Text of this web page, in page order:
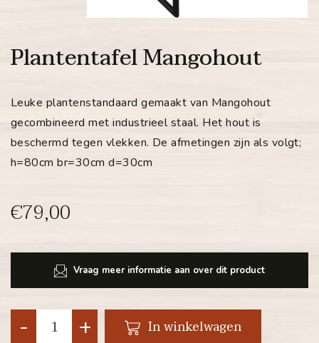
Plantentafel Mangohout
Leuke plantenstandaard gemaakt van Mangohout
gecombineerd met industrieel staal. Het hout is
beschermd tegen vlekken. De afmetingen zijn als volgt;
h=80cm br=30cm d=30cm
€79,00
Vraag meer informatie aan over dit product
+
- In winkelwagen